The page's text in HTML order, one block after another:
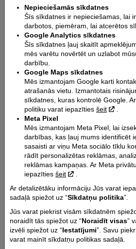
Beverly
Beverly
S 310
Beverly
Beverly
400 S
MP3
310
MP3
Sport
Nepieciešamās sīkdatnes
Šīs sīkdatnes ir nepieciešamas, lai
darbotos, piemēram, lai atcerētos
Google Analytics sīkdatnes
Šīs sīkdatnes ļauj skaitīt
mēs varētu novērtēt un uzlabot
darbību.
Google Maps sīkdatnes
Mēs izmantojam Google karti
atrašanās vietu. Izmantotais
sīkdatnes, kuras kontrolē Google.
politiku varat iepazīties šeit
Meta Pixel
Mēs izmantojam Meta Pixel, lai
darbības, kas ļauj mums identificēt
sasaisti ar viņu Meta sociālo tīklu
rādīt personalizētas reklāmas,
reklāmas kampaņas. Ar Meta
iepazīties šeit
Ar detalizētāku informāciju Jūs varat
sadaļā spiežot uz “Sīkdatņu politika”.
Jūs varat piekrist visām sīkdatnēm
noraidīt tās spiežot uz “Noraidīt visas”
izvēli spiežot uz “Iestatījumi”. Savu
varat mainīt sīkdatņu politikas sadaļā.